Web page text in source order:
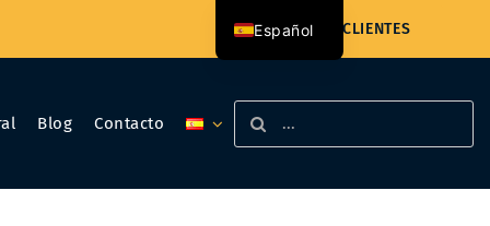
ACCESO CLIENTES
Blog Contacto
Buscar:
Español
Català